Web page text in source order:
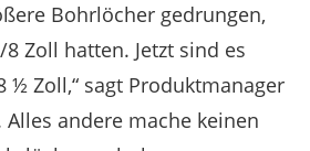
Bohrlöcher gedrungen,
Zoll hatten. Jetzt sind es
½ Zoll,“ sagt Produktmanager
andere mache keinen